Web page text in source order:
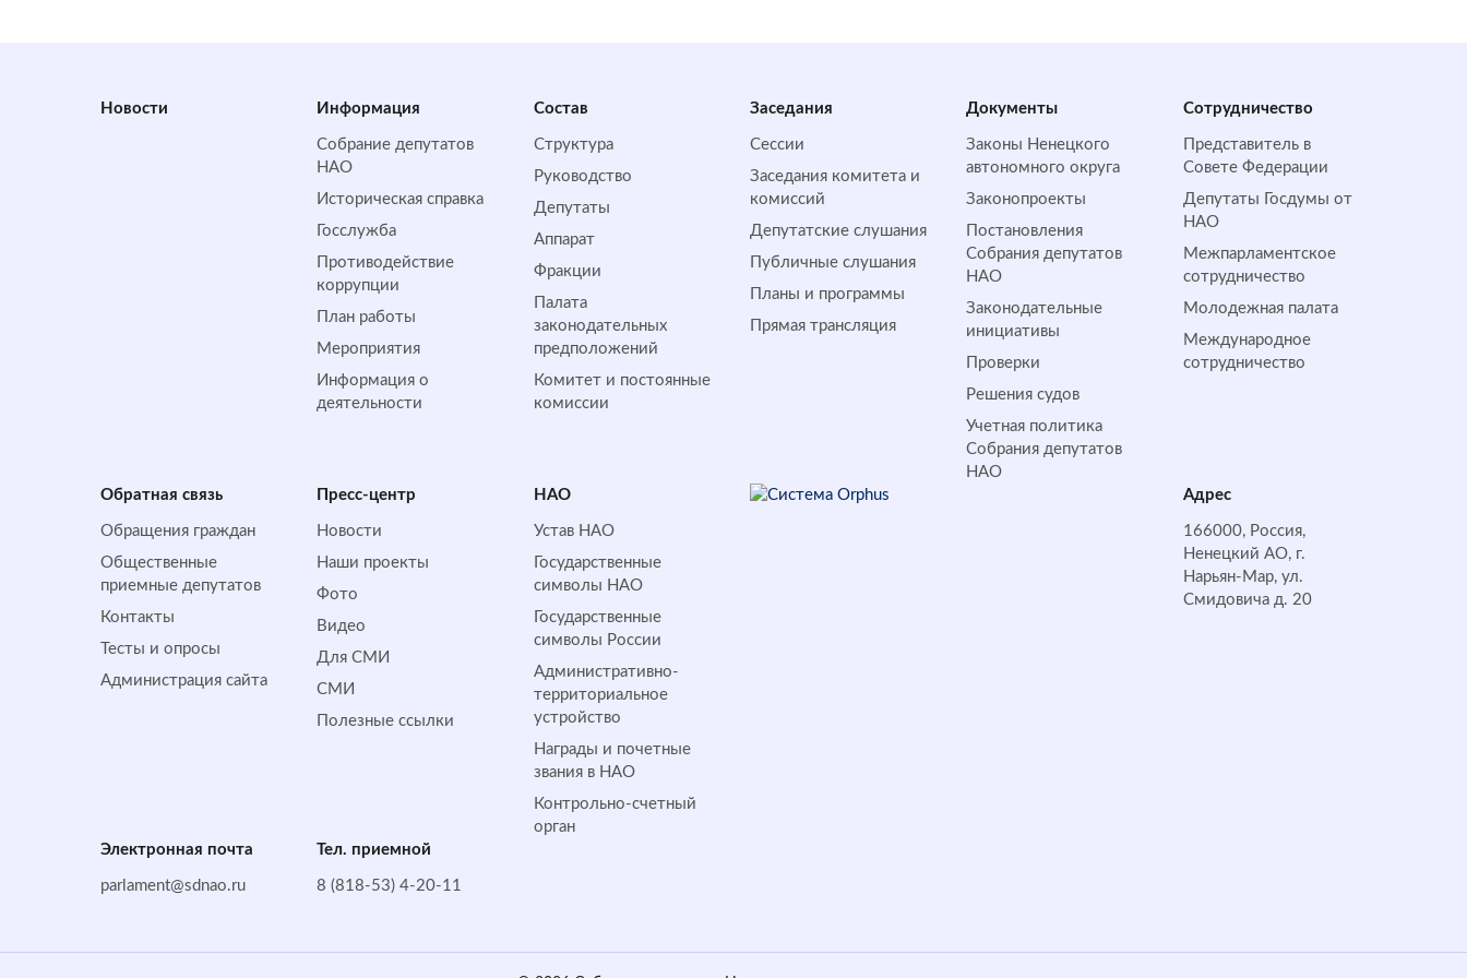
Новости Информация
Собрание депутатов
НАО
Историческая справка
Госслужба
Противодействие
коррупции
План работы
Мероприятия
Информация о
деятельности
Состав
Структура
Руководство
Депутаты
Аппарат
Фракции
Палата
законодательных
предположений
Комитет и постоянные
комиссии
Заседания
Сессии
Заседания комитета и
комиссий
Депутатские слушания
Публичные слушания
Планы и программы
Прямая трансляция
Документы
Законы Ненецкого
автономного округа
Законопроекты
Постановления
Собрания депутатов
НАО
Законодательные
инициативы
Проверки
Решения судов
Учетная политика
Собрания депутатов
НАО
Сотрудничество
Представитель в
Совете Федерации
Депутаты Госдумы от
НАО
Межпарламентское
сотрудничество
Молодежная палата
Международное
сотрудничество
Обратная cвязь
Обращения граждан
Общественные
приемные депутатов
Контакты
Тесты и опросы
Администрация сайта
Пресс-центр
Новости
Наши проекты
Фото
Видео
Для СМИ
СМИ
Полезные ссылки
НАО
Устав НАО
Государственные
символы НАО
Государственные
символы России
Административно-
территориальное
устройство
Награды и почетные
звания в НАО
Контрольно-счетный
орган
Адрес
166000, Россия,
Ненецкий АО, г.
Нарьян-Мар, ул.
Смидовича д. 20
Электронная почта
parlament@sdnao.ru
Тел. приемной
8 (818-53) 4-20-11